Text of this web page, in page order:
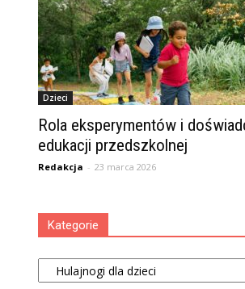
Dzieci
Rola eksperymentów i
edukacji przedszkolnej
Redakcja - 23 marca 2026
Kategorie
Kategorie